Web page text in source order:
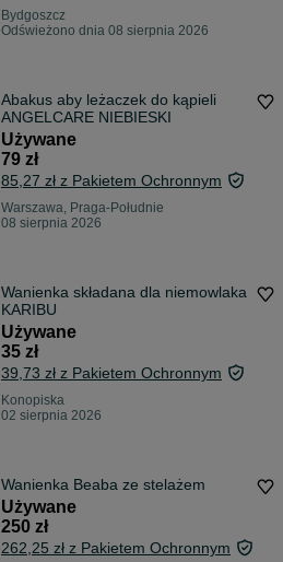
Bydgoszcz
Odświeżono dnia 08 sierpnia 2026
Abakus aby leżaczek do kąpieli
ANGELCARE NIEBIESKI
Używane
79 zł
85,27 zł z Pakietem Ochronnym
Warszawa, Praga-Południe
08 sierpnia 2026
Wanienka składana dla niemowlaka
KARIBU
Używane
35 zł
39,73 zł z Pakietem Ochronnym
Konopiska
02 sierpnia 2026
Wanienka Beaba ze stelażem
Używane
250 zł
262,25 zł z Pakietem Ochronnym